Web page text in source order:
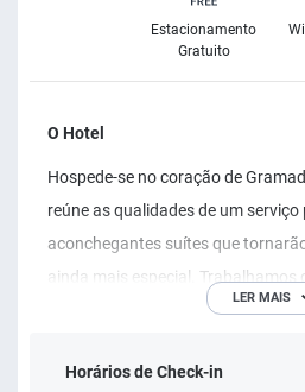
Estacionamento
Gratuito
O Hotel
Hospede-se no coração de
reúne as qualidades de um
aconchegantes suítes que
ainda mais especial. Trabalhamos
gentileza para que cada momento
LER MAIS
Horários de Check-in